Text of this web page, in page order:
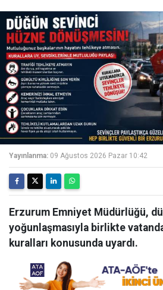
Yayınlanma: 09 Ağustos 2026 Pazar 10:42
Erzurum Emniyet Müdürlüğü,
yoğunlaşmasıyla birlikte
kuralları konusunda uyardı.